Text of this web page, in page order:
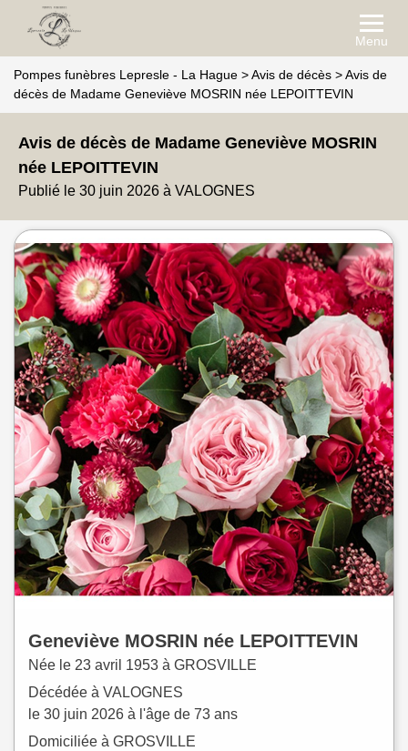
Menu
Pompes funèbres Lepresle - La Hague >Avis de décès >Avis de
décès de Madame Geneviève MOSRIN née LEPOITTEVIN
Avis de décès de Madame Geneviève MOSRIN
née LEPOITTEVIN
Publié le 30 juin 2026 à VALOGNES
Geneviève MOSRIN née LEPOITTEVIN
Née le 23 avril 1953 à GROSVILLE
Décédée à VALOGNES
le 30 juin 2026 à l'âge de 73 ans
Domiciliée à GROSVILLE